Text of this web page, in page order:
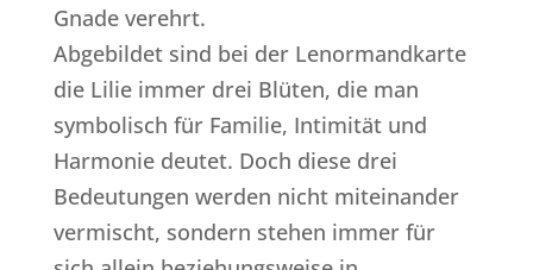
Gnade verehrt.
Abgebildet sind bei der Lenormandkarte
die Lilie immer drei Blüten, die man
symbolisch für Familie, Intimität und
Harmonie deutet. Doch diese drei
Bedeutungen werden nicht miteinander
vermischt, sondern stehen immer für